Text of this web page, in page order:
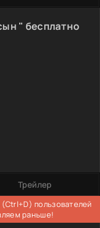
" бесплатно
Трейлер
(Ctrl+D) пользователей
раньше!